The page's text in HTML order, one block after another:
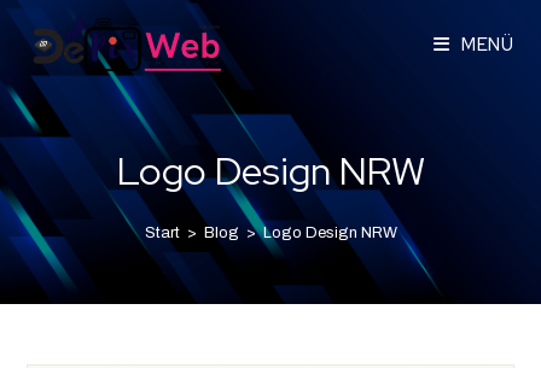
MENÜ
Logo Design NRW
Start > Blog > Logo Design NRW